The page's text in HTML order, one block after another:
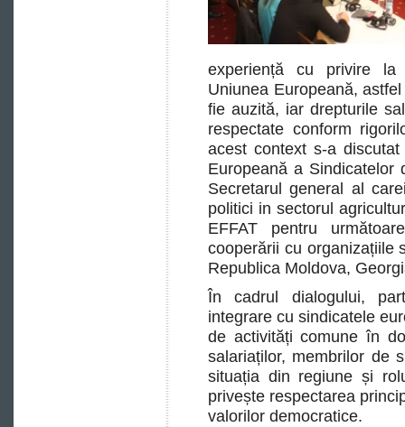
experiență cu privire
Uniunea Europeană,
fie auzită, iar drepturile
respectate conform
acest context s-a
Europeană a Sindicatelor
Secretarul general al
politici in sectorul
EFFAT pentru
cooperării cu organizațiile
Republica Moldova,
În cadrul dialogului,
integrare cu sindicatele
de activități comune în
salariaților, membrilor de
situația din regiune și
privește respectarea
valorilor democratice.